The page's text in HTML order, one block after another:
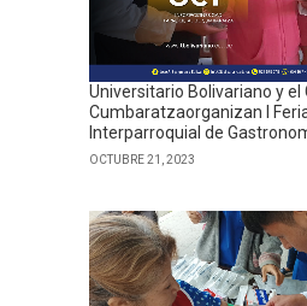
Universitario Bolivariano y el
Cumbaratzaorganizan I
Interparroquial de
OCTUBRE 21, 2023